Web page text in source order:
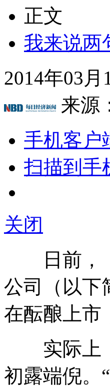
正文
我来说两
2014年03月
来源
手机客户
扫描到手
关闭
日前，《
公司（以下
在酝酿上市
实际上，
初露端倪。